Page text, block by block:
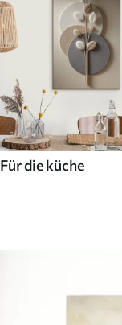
Für die küche